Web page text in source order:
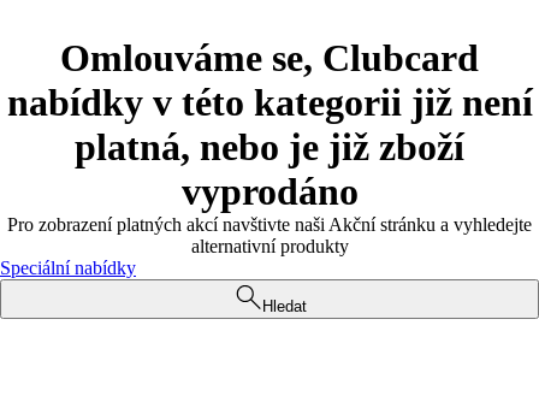
Omlouváme se, Clubcard
nabídky v této kategorii již není
platná, nebo je již zboží
vyprodáno
Pro zobrazení platných akcí navštivte naši Akční stránku a vyhledejte
alternativní produkty
Speciální nabídky
Hledat